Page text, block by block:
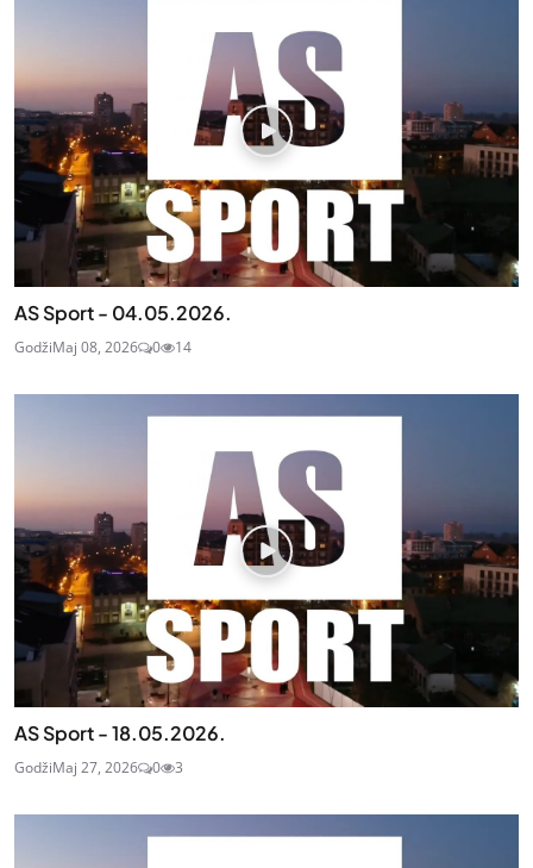
AS Sport - 04.05.2026.
GodžiMaj 08, 2026 0 14
AS Sport - 18.05.2026.
GodžiMaj 27, 2026 0 3